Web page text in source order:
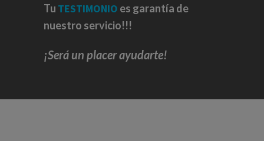
Tu TESTIMONIO es garantía de
nuestro servicio!!!
¡Será un placer ayudarte!